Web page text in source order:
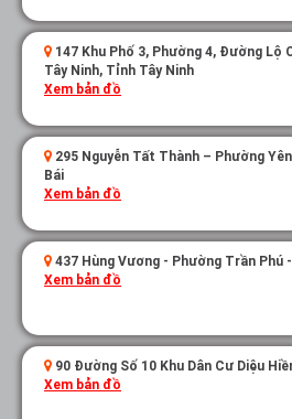
147 Khu Phố 3, Phường 4, Đường Lộ
Tây Ninh, Tỉnh Tây Ninh
Xem bản đồ
295 Nguyễn Tất Thành – Phường
Bái
Xem bản đồ
437 Hùng Vương - Phường Trần Phú
Xem bản đồ
90 Đường Số 10 Khu Dân Cư Diệu
Xem bản đồ